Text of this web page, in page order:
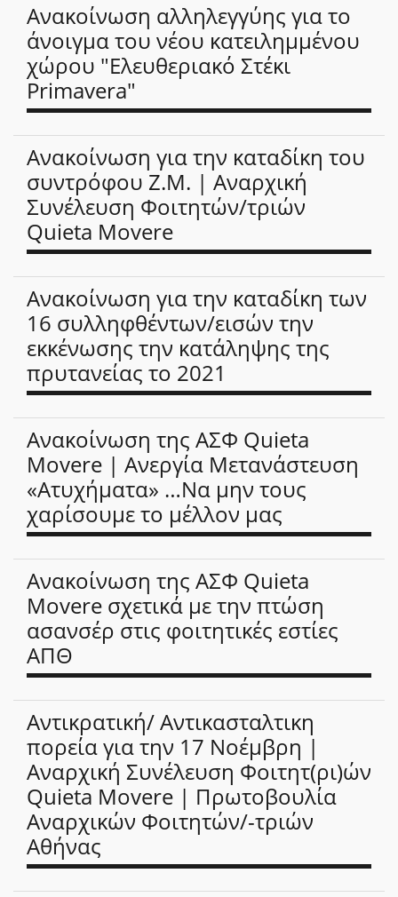
Ανακοίνωση αλληλεγγύης για το
άνοιγμα του νέου κατειλημμένου
χώρου "Ελευθεριακό Στέκι
Primavera"
Ανακοίνωση για την καταδίκη του
συντρόφου Ζ.Μ. | Αναρχική
Συνέλευση Φοιτητών/τριών
Quieta Movere
Ανακοίνωση για την καταδίκη των
16 συλληφθέντων/εισών την
εκκένωσης την κατάληψης της
πρυτανείας το 2021
Ανακοίνωση της ΑΣΦ Quieta
Movere | Ανεργία Μετανάστευση
«Ατυχήματα» …Να μην τους
χαρίσουμε το μέλλον μας
Ανακοίνωση της ΑΣΦ Quieta
Movere σχετικά με την πτώση
ασανσέρ στις φοιτητικές εστίες
ΑΠΘ
Αντικρατική/ Αντικασταλτικη
πορεία για την 17 Νοέμβρη |
Αναρχική Συνέλευση Φοιτητ(ρι)ών
Quieta Movere | Πρωτοβουλία
Αναρχικών Φοιτητών/-τριών
Αθήνας